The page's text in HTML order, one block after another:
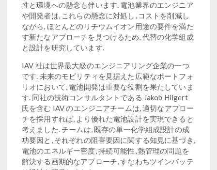
性と環境への懸念も伴います. 電池業界のエンジニア
や開発者は, これらの懸念に対処し, コストを削減し
ながら, ほとんどのリチウムイオン用途の要件を満た
す新たなアプローチを見つけるため, 代替の化学組成
と設計を研究しています.
IAV 社は世界最大級のエンジニアリング企業の一つ
です. 未来のモビリティを見据えた広範なポートフォ
リオにおいて, 電池開発は重要な役割を果たしていま
す. 同社の技術コンサルタントである Jakob Hilgert
氏を含む IAV のエンジニアチームは, 適切なアプロー
チを採用すれば, より優れた電池設計を実現できると
考えました. チームは, 既存の単一化学組成設計の成
功要因と, それぞれの阻害要因に関する知見に基づき,
電池のエネルギー密度, 持続可能性, 熱管理の問題を
解決する画期的なアプローチ, すなわちツインバッテ